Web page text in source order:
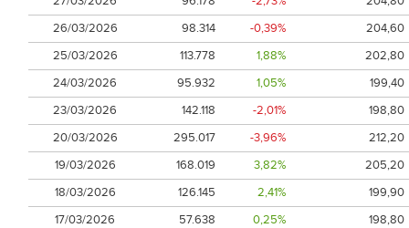
26/03/2026
98.314 -0,39%
204,60
25/03/2026
113.778 1,88%
202,80
24/03/2026
95.932 1,05%
199,40
23/03/2026
142.118 -2,01%
198,80
20/03/2026
295.017 -3,96%
212,20
19/03/2026
168.019 3,82%
205,20
18/03/2026
126.145 2,41%
199,90
17/03/2026
57.638 0,25% 198,80